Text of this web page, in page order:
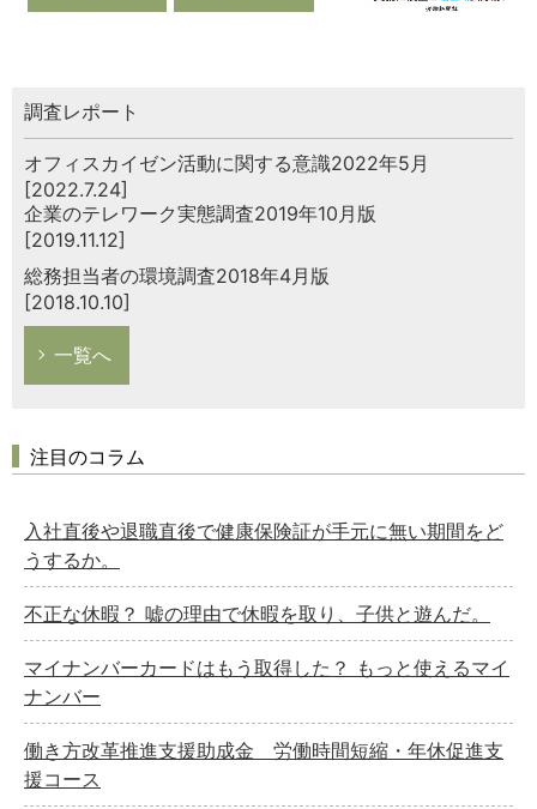
調査レポート
オフィスカイゼン活動に関する意識2022年5月
[2022.7.24]
企業のテレワーク実態調査2019年10月版
[2019.11.12]
総務担当者の環境調査2018年4月版
[2018.10.10]
一覧へ
注目のコラム
入社直後や退職直後で健康保険証が手元に無い期間をど
うするか。
不正な休暇？ 嘘の理由で休暇を取り、子供と遊んだ。
マイナンバーカードはもう取得した？ もっと使えるマイ
ナンバー
働き方改革推進支援助成金 労働時間短縮・年休促進支
援コース